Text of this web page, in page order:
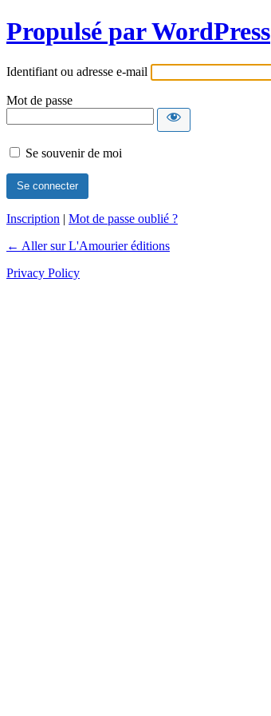
Propulsé par WordPress
Identifiant ou adresse e-mail
Mot de passe
Se souvenir de moi
Inscription | Mot de passe oublié ?
← Aller sur L'Amourier éditions
Privacy Policy